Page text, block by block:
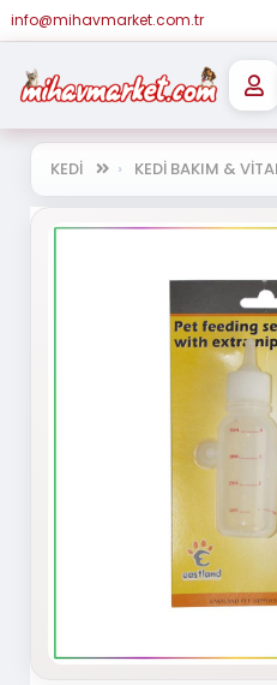
info@mihavmarket.com.tr
KEDİ KEDİ BAKIM &